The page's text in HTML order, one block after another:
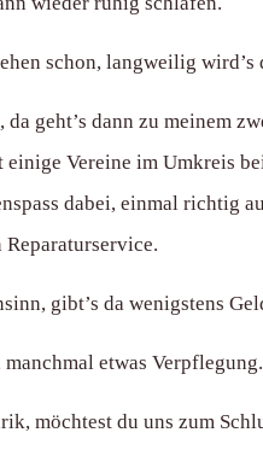
schon, langweilig
da geht’s dann zu meinem
einige Vereine im Umkreis
dabei, einmal richtig
Reparaturservice.
gibt’s da wenigstens
manchmal etwas
möchtest du uns zum